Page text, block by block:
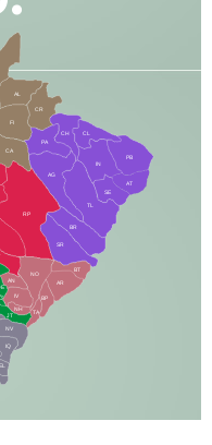
AL
CR
FI
CA
PA
CH CL
PB
SE
TL
AG
BR
SR
BT
AR
RP
TA
NH
JT
NV
IQ
EL
IN
NO
BP
AN
IV
AT